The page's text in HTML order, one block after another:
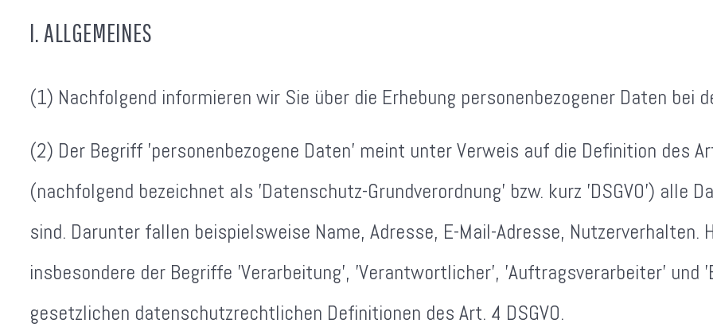
I. ALLGEMEINES
(1) Nachfolgend informieren wir Sie über die Erhebung personenbezogener Daten bei
(2) Der Begriff 'personenbezogene Daten' meint unter Verweis auf die Definition des
(nachfolgend bezeichnet als 'Datenschutz-Grundverordnung' bzw. kurz 'DSGVO') alle
sind. Darunter fallen beispielsweise Name, Adresse, E-Mail-Adresse,
insbesondere der Begriffe 'Verarbeitung', 'Verantwortlicher', 'Auftragsverarbeiter' und
gesetzlichen datenschutzrechtlichen Definitionen des Art. 4 DSGVO.